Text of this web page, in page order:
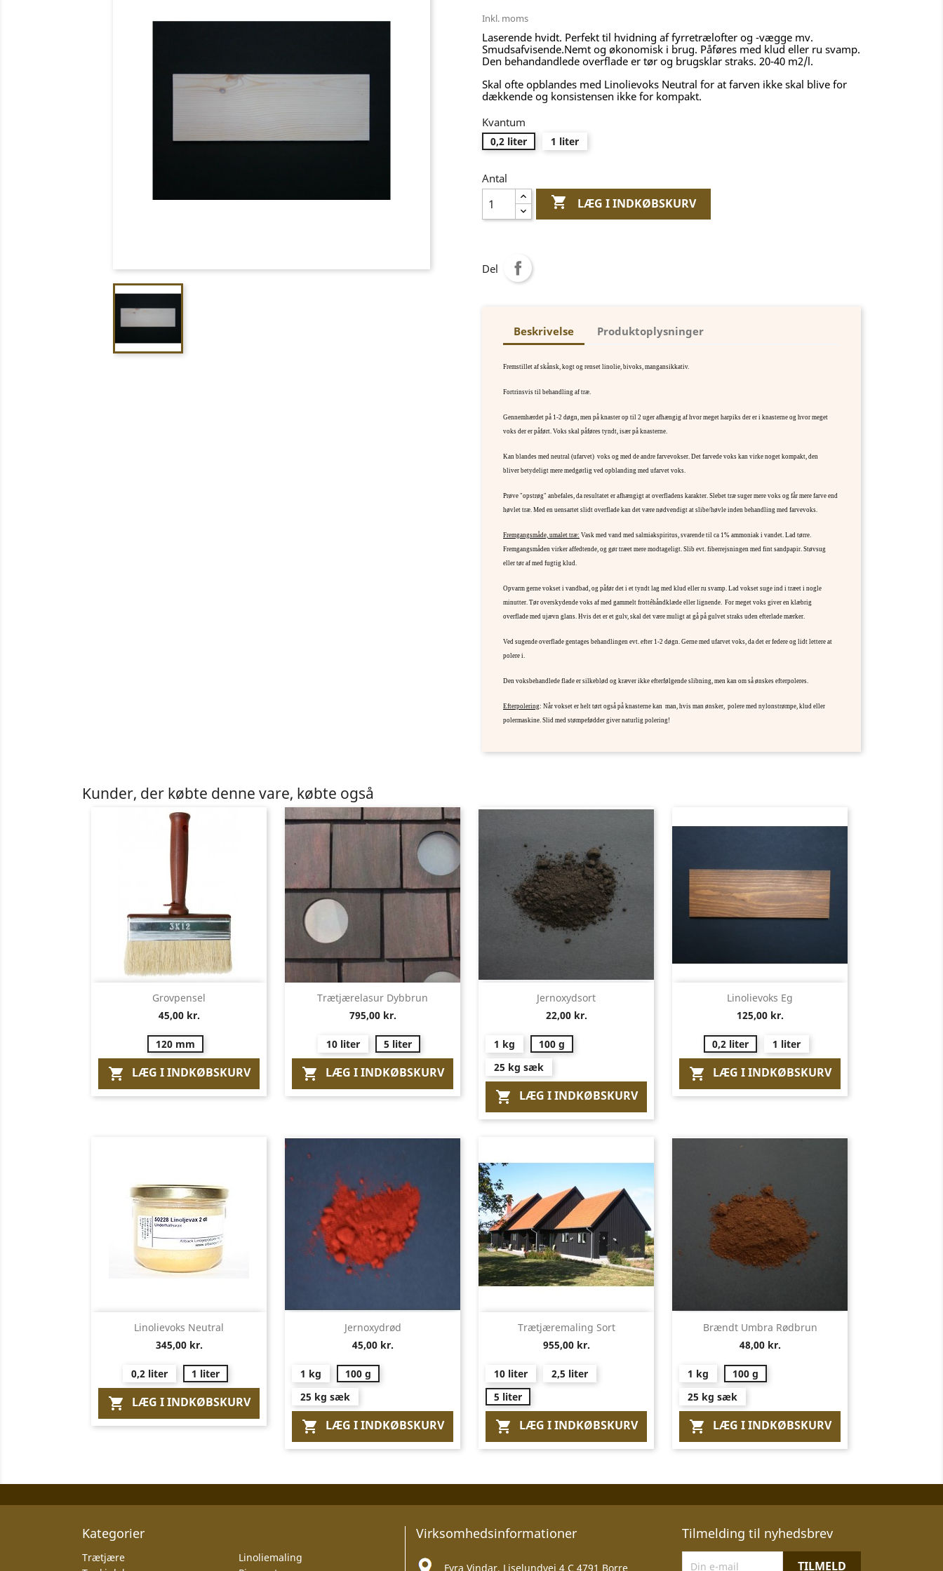
Inkl. moms
Laserende hvidt. Perfekt til hvidning af fyrretrælofter og -vægge mv.
Smudsafvisende.Nemt og økonomisk i brug. Påføres med klud eller ru svamp.
Den behandandlede overflade er tør og brugsklar straks. 20-40 m2/l.
Skal ofte opblandes med Linolievoks Neutral for at farven ikke skal blive for
dækkende og konsistensen ikke for kompakt.
Kvantum
0,2 liter 1 liter
Antal
 LÆG I INDKØBSKURV
Del
Beskrivelse Produktoplysninger
Fremstillet af skånsk, kogt og renset linolie, bivoks, mangansikkativ.
Fortrinsvis til behandling af træ.
Gennemhærdet på 1-2 døgn, men på knaster op til 2 uger afhængig af hvor meget harpiks der er i knasterne og hvor meget
voks der er påført. Voks skal påføres tyndt, især på knasterne.
Kan blandes med neutral (ufarvet) voks og med de andre farvevokser. Det farvede voks kan virke noget kompakt, den
bliver betydeligt mere medgørlig ved opblanding med ufarvet voks.
Prøve "opstrøg" anbefales, da resultatet er afhængigt at overfladens karakter. Slebet træ suger mere voks og får mere farve end
høvlet træ. Med en uensartet slidt overflade kan det være nødvendigt at slibe/høvle inden behandling med farvevoks.
Fremgangsmåde, umalet træ: Vask med vand med salmiakspiritus, svarende til ca 1% ammoniak i vandet. Lad tørre.
Fremgangsmåden virker affedtende, og gør træet mere modtageligt. Slib evt. fiberrejsningen med fint sandpapir. Støvsug
eller tør af med fugtig klud.
Opvarm gerne vokset i vandbad, og påfør det i et tyndt lag med klud eller ru svamp. Lad vokset suge ind i træet i nogle
minutter. Tør overskydende voks af med gammelt frottéhåndklæde eller lignende. For meget voks giver en klæbrig
overflade med ujævn glans. Hvis det er et gulv, skal det være muligt at gå på gulvet straks uden efterlade mærker.
Ved sugende overflade gentages behandlingen evt. efter 1-2 døgn. Gerne med ufarvet voks, da det er federe og lidt lettere at
polere i.
Den voksbehandlede flade er silkeblød og kræver ikke efterfølgende slibning, men kan om så ønskes efterpoleres.
Efterpolering: Når vokset er helt tørt også på knasterne kan man, hvis man ønsker, polere med nylonstrømpe, klud eller
polermaskine. Slid med stømpefødder giver naturlig polering!
Kunder, der købte denne vare, købte også
Vis her
Grovpensel
45,00 kr.
120 mm
 LÆG I INDKØBSKURV
Vis her
Trætjærelasur Dybbrun
795,00 kr.
10 liter 5 liter
 LÆG I INDKØBSKURV
Vis her
Jernoxydsort
22,00 kr.
1 kg
100 g
25 kg sæk
 LÆG I INDKØBSKURV
Vis her
Linolievoks Eg
125,00 kr.
0,2 liter 1 liter
 LÆG I INDKØBSKURV
Vis her
Linolievoks Neutral
345,00 kr.
0,2 liter 1 liter
 LÆG I INDKØBSKURV
Vis her
Jernoxydrød
45,00 kr.
1 kg
100 g
25 kg sæk
 LÆG I INDKØBSKURV
Vis her
Trætjæremaling Sort
955,00 kr.
10 liter
2,5 liter
5 liter
 LÆG I INDKØBSKURV
Vis her
Brændt Umbra Rødbrun
48,00 kr.
1 kg
100 g
25 kg sæk
 LÆG I INDKØBSKURV
Kategorier
Trætjære
Linoliemaling
Virksomhedsinformationer
Fyra Vindar, Liselundvej 4 C 4791 Borre
Tilmelding til nyhedsbrev